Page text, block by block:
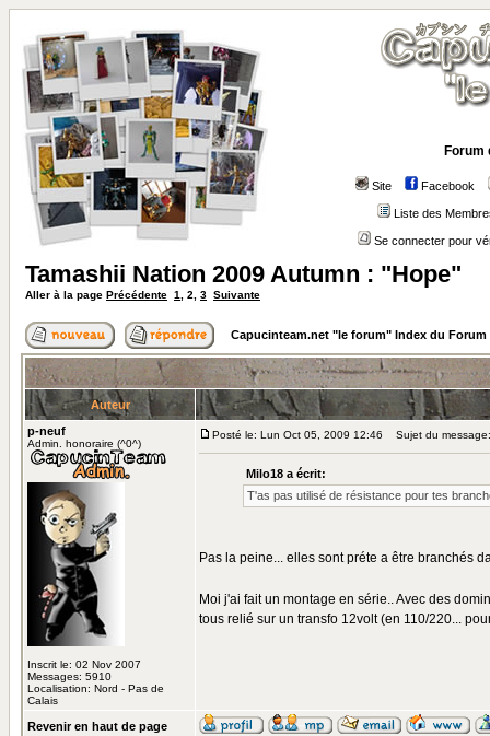
Forum
Site Facebook
Liste des
Se connecter pour
Tamashii Nation 2009 Autumn : "Hope"
Aller à la page Précédente 1 2 3 Suivante
Capucinteam.net "le forum" Index du Forum
Auteur
p-neuf
Admin. honoraire (^0^)
Inscrit le: 02 Nov 2007
Messages: 5910
Localisation: Nord - Pas de
Calais
Posté le: Lun Oct 05, 2009 12:46 Sujet du message:
Milo18 a écrit:
T'as pas utilisé de résistance pour tes
Pas la peine... elles sont préte a être branchés
Moi j'ai fait un montage en série.. Avec des
tous relié sur un transfo 12volt (en 110/220...
Revenir en haut de page